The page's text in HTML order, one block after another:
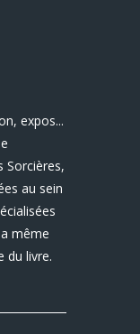
expos...
Sorcières,
au sein
même
du livre.